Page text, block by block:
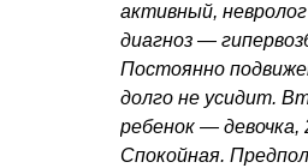
активный,
диагноз —
Постоянно
долго не усидит.
ребенок — девочка,
Спокойная.